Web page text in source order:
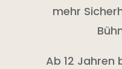
mehr
Ab 12 Jahren